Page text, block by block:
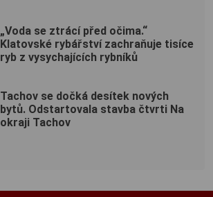
„Voda se ztrácí před očima.“
Klatovské rybářství zachraňuje tisíce
ryb z vysychajících rybníků
Tachov se dočká desítek nových
bytů. Odstartovala stavba čtvrti Na
okraji Tachov